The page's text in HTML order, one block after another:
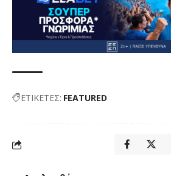
ΕΤΙΚΕΤΕΣ: FEATURED